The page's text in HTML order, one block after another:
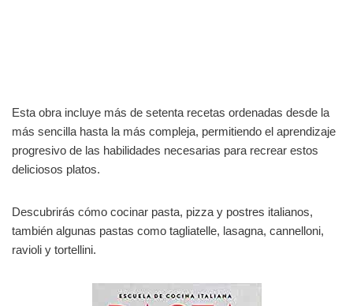
Esta obra incluye más de setenta recetas ordenadas desde la
más sencilla hasta la más compleja, permitiendo el aprendizaje
progresivo de las habilidades necesarias para recrear estos
deliciosos platos.
Descubrirás cómo cocinar pasta, pizza y postres italianos,
también algunas pastas como tagliatelle, lasagna, cannelloni,
ravioli y tortellini.